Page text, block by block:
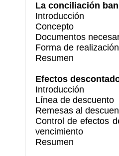
La conciliación
Introducción
Concepto
Documentos
Forma de realización
Resumen
Efectos
Introducción
Línea de descuento
Remesas al
Control de efectos
vencimiento
Resumen